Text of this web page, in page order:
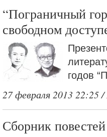
“Пограничный
свободном
годов
27 февраля 2013 22:25 /
Сборник